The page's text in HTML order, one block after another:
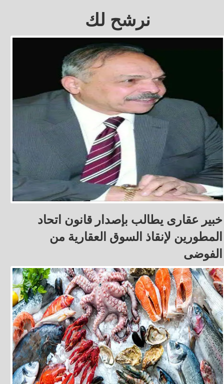
نرشح لك
خبير عقارى يطالب بإصدار قانون اتحاد
المطورين لإنقاذ السوق العقارية من
الفوضى